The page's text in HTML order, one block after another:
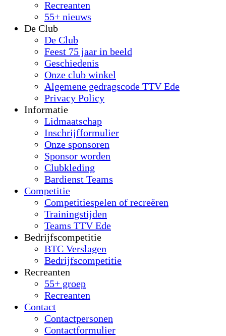
Recreanten
55+ nieuws
De Club
De Club
Feest 75 jaar in beeld
Geschiedenis
Onze club winkel
Algemene gedragscode TTV Ede
Privacy Policy
Informatie
Lidmaatschap
Inschrijfformulier
Onze sponsoren
Sponsor worden
Clubkleding
Bardienst Teams
Competitie
Competitiespelen of recreëren
Trainingstijden
Teams TTV Ede
Bedrijfscompetitie
BTC Verslagen
Bedrijfscompetitie
Recreanten
55+ groep
Recreanten
Contact
Contactpersonen
Contactformulier